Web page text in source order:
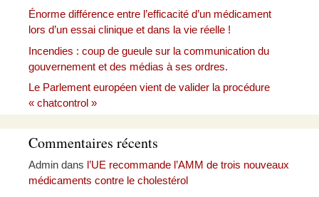
Énorme différence entre l’efficacité d’un médicament
lors d’un essai clinique et dans la vie réelle !
Incendies : coup de gueule sur la communication du
gouvernement et des médias à ses ordres.
Le Parlement européen vient de valider la procédure
« chatcontrol »
Commentaires récents
Admin dans l’UE recommande l’AMM de trois nouveaux
médicaments contre le cholestérol